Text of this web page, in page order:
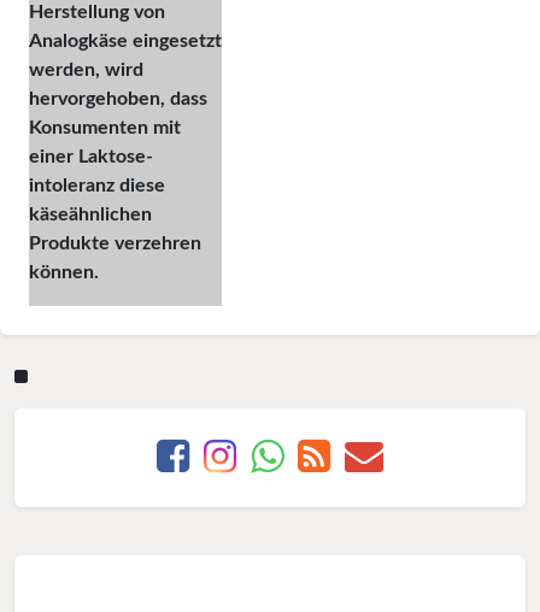
Herstellung von
Analogkäse eingesetzt
werden, wird
hervorgehoben, dass
Kon­sumenten mit
einer Lak­tose­
intoleranz diese
käseähnlichen
Produkte verzehren
können.